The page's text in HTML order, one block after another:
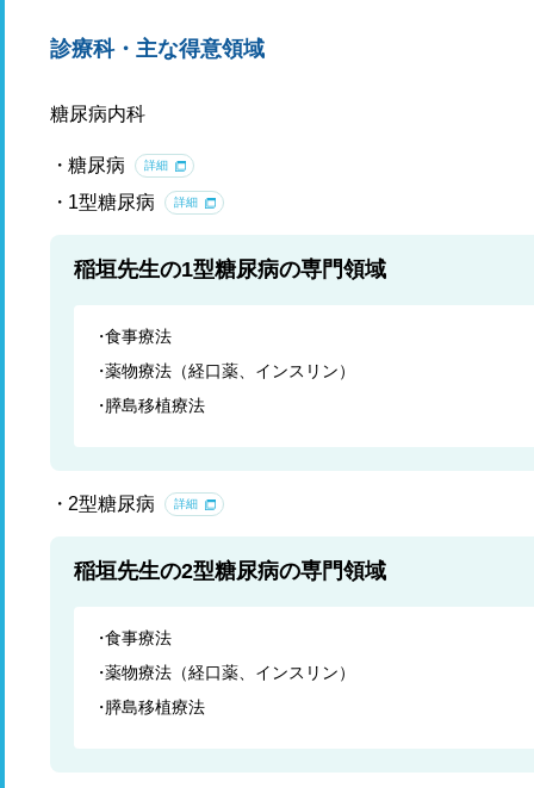
診療科・主な得意領域
糖尿病内科
糖尿病 詳細
1型糖尿病 詳細
稲垣先生の1型糖尿病の専門領域
食事療法
薬物療法（経口薬、インスリン）
膵島移植療法
2型糖尿病 詳細
稲垣先生の2型糖尿病の専門領域
食事療法
薬物療法（経口薬、インスリン）
膵島移植療法